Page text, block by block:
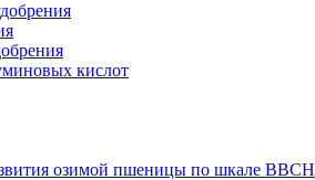
кислот
озимой пшеницы по шкале ВВСН